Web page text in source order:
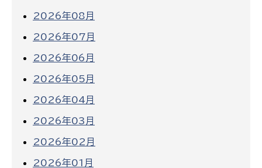
2026年08月
2026年07月
2026年06月
2026年05月
2026年04月
2026年03月
2026年02月
2026年01月